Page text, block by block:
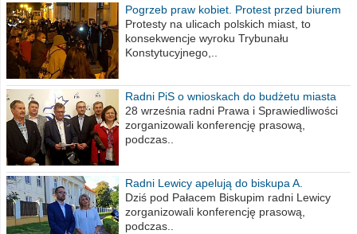
Pogrzeb praw kobiet. Protest przed biurem
poselskim PiS
Protesty na ulicach polskich miast, to
konsekwencje wyroku Trybunału
Konstytucyjnego,..
Radni PiS o wnioskach do budżetu miasta
na 2021 rok
28 września radni Prawa i Sprawiedliwości
zorganizowali konferencję prasową,
podczas..
Radni Lewicy apelują do biskupa A.
Wiesława Meringa
Dziś pod Pałacem Biskupim radni Lewicy
zorganizowali konferencję prasową,
podczas..